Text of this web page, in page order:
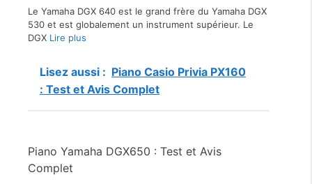
Le Yamaha DGX 640 est le grand frère du Yamaha DGX
530 et est globalement un instrument supérieur. Le
DGX Lire plus
Lisez aussi : Piano Casio Privia PX160
: Test et Avis Complet
Piano Yamaha DGX650 : Test et Avis
Complet